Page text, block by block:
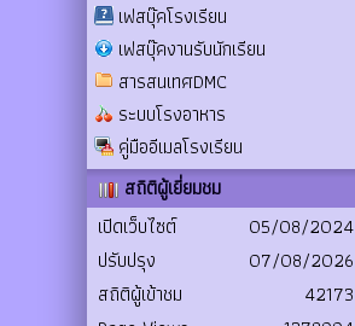
เฟสบุ๊คโรงเรียน
เฟสบุ๊คงานรับนักเรียน
สารสนเทศDMC
ระบบโรงอาหาร
คู่มืออีเมลโรงเรียน
สถิติผู้เยี่ยมชม
เปิดเว็บไซต์
05/08/2024
ปรับปรุง
07/08/2026
สถิติผู้เข้าชม
42173